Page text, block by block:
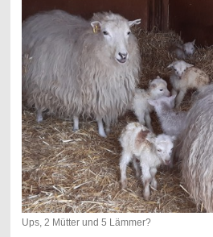
Ups, 2 Mütter und 5 Lämmer?